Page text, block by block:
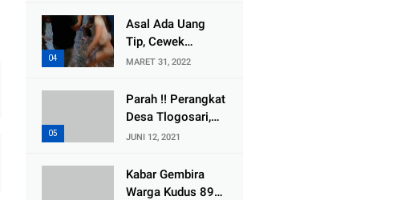
Diembat, ,
Perangkat Desa
Selewengkan
Bantuan Mushola
Asal Ada Uang
Tip, Cewek
Pemandu Karaoke
Bersedia Bugil
MARET 31, 2022
Parah !! Perangkat
Desa Tlogosari,
Kecamatan
Embat Dana Bedah
Rumah dari
JUNI 12, 2021
Kabar Gembira
Warga Kudus 89